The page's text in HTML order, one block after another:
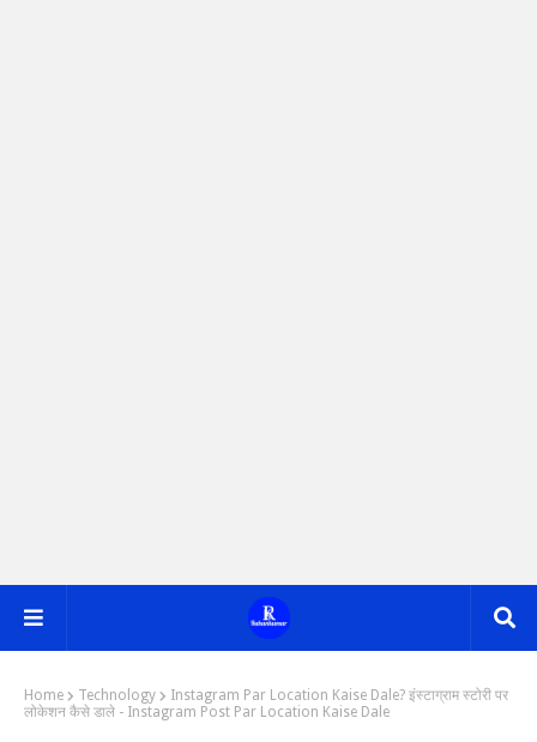
Home Technology
Instagram Par Location Kaise Dale? इंस्टाग्राम स्टोरी पर
लोकेशन कैसे डाले - Instagram Post Par Location Kaise Dale